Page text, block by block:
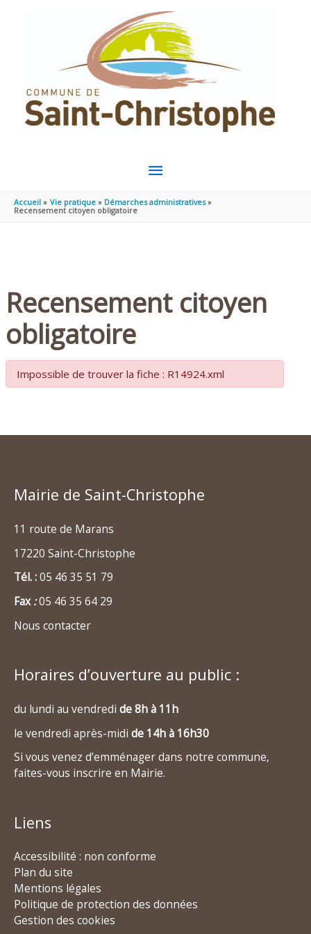
MENU
PRINCIPAL
Accueil Vie pratique
Démarches administratives
Recensement citoyen obligatoire
Recensement citoyen
obligatoire
Impossible de trouver la fiche : R14924.xml
Mairie de Saint-Christophe
11 route de Marans
17220 Saint-Christophe
Tél. :05 46 35 51 79
Fax:05 46 35 64 29
Nous contacter
Horaires d’ouverture au public :
du lundi au vendredi de 8h à 11h
le vendredi après-midi de 14h à 16h30
Si vous venez d’emménager dans notre commune,
faites-vous inscrire en Mairie.
Liens
Accessibilité : non conforme
Plan du site
Mentions légales
Politique de protection des données
Gestion des cookies